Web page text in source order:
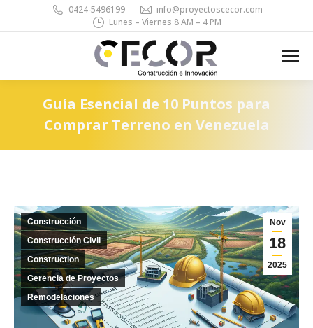
0424-5496199
info@proyectoscecor.com
Lunes – Viernes 8 AM – 4 PM
Guía Esencial de 10 Puntos para
Comprar Terreno en Venezuela
Nov
18
2025
Construcción
Construcción Civil
Construction
Gerencia de Proyectos
Remodelaciones